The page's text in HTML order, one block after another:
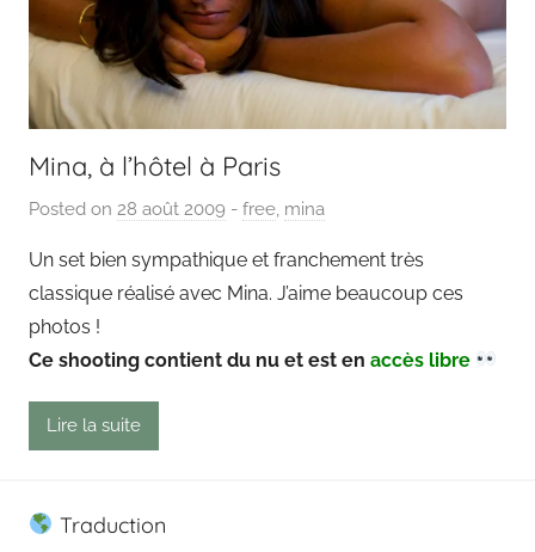
Mina, à l’hôtel à Paris
Posted on 28 août 2009 b
P
a
n
- free mina
Un set bien sympathique et franchement très
classique réalisé avec Mina. J’aime beaucoup ces
photos !
Ce shooting contient du nu et est en accès libre
Lire la suite
Traduction